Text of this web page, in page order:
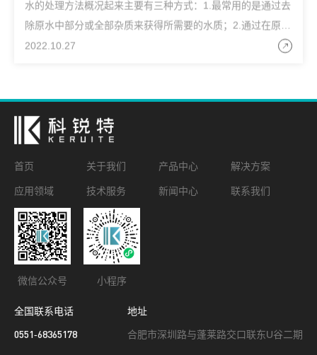
水的处理方法概况起来主要有三种方式：1.最常用的是通过去
除原水中部分或全部杂质来获得所需要的水质；2.通过在原水
中添加新的成分，通过物理或化学反应后来获得所需要
2022.10.27
首页 关于我们 产品中心 解决方案
应用领域 技术服务 新闻中心 联系我们
微信公众号 小程序
全国联系电话
0551-68365178
地址
合肥市深圳路与蓬莱路交口联东U谷二期